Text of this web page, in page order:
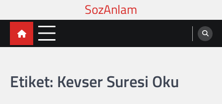
to
content
Etiket: Kevser Suresi Oku